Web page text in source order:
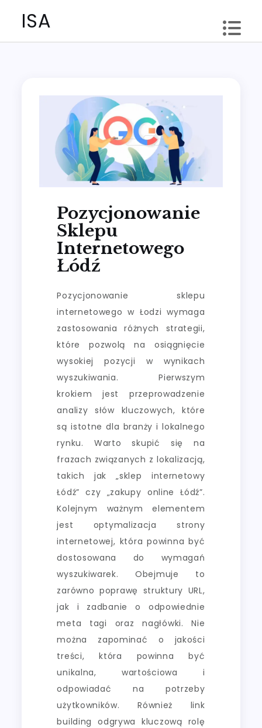
ISA
Pozycjonowanie
Sklepu
Internetowego
Łódź
Pozycjonowanie sklepu
internetowego w Łodzi wymaga
zastosowania różnych strategii,
które pozwolą na osiągnięcie
wysokiej pozycji w wynikach
wyszukiwania. Pierwszym
krokiem jest przeprowadzenie
analizy słów kluczowych, które
są istotne dla branży i lokalnego
rynku. Warto skupić się na
frazach związanych z lokalizacją,
takich jak „sklep internetowy
Łódź” czy „zakupy online Łódź”.
Kolejnym ważnym elementem
jest optymalizacja strony
internetowej, która powinna być
dostosowana do wymagań
wyszukiwarek. Obejmuje to
zarówno poprawę struktury URL,
jak i zadbanie o odpowiednie
meta tagi oraz nagłówki. Nie
można zapominać o jakości
treści, która powinna być
unikalna, wartościowa i
odpowiadać na potrzeby
użytkowników. Również link
building odgrywa kluczową rolę